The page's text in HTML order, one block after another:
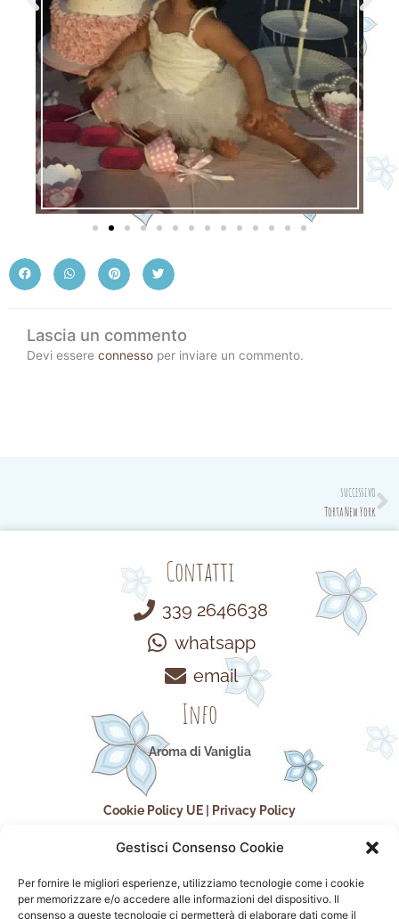
Gestisci Consenso Cookie
Per fornire le migliori esperienze, utilizziamo tecnologie come i cookie
per memorizzare e/o accedere alle informazioni del dispositivo. Il
consenso a queste tecnologie ci permetterà di elaborare dati come il
Lascia un commento
Devi essere connesso per inviare un commento.
SUCCESSIVO
Torta New York
Contatti
339 2646638
whatsapp
email
Info
Aroma di Vaniglia
Cookie Policy UE | Privacy Policy